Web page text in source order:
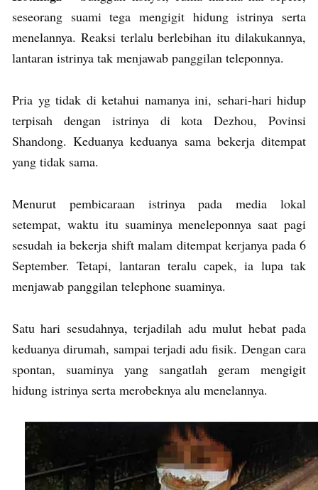
seseorang suami tega mengigit hidung istrinya serta
menelannya. Reaksi terlalu berlebihan itu dilakukannya,
lantaran istrinya tak menjawab panggilan teleponnya.
Pria yg tidak di ketahui namanya ini, sehari-hari hidup
terpisah dengan istrinya di kota Dezhou, Povinsi
Shandong. Keduanya keduanya sama bekerja ditempat
yang tidak sama.
Menurut pembicaraan istrinya pada media lokal
setempat, waktu itu suaminya meneleponnya saat pagi
sesudah ia bekerja shift malam ditempat kerjanya pada 6
September. Tetapi, lantaran teralu capek, ia lupa tak
menjawab panggilan telephone suaminya.
Satu hari sesudahnya, terjadilah adu mulut hebat pada
keduanya dirumah, sampai terjadi adu fisik. Dengan cara
spontan, suaminya yang sangatlah geram mengigit
hidung istrinya serta merobeknya alu menelannya.